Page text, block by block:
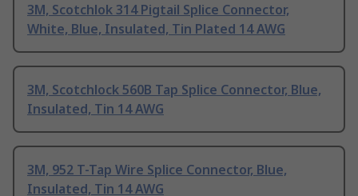
3M, Scotchlok 314 Pigtail Splice Connector,
White, Blue, Insulated, Tin Plated 14 AWG
3M, Scotchlock 560B Tap Splice Connector, Blue,
Insulated, Tin 14 AWG
3M, 952 T-Tap Wire Splice Connector, Blue,
Insulated, Tin 14 AWG